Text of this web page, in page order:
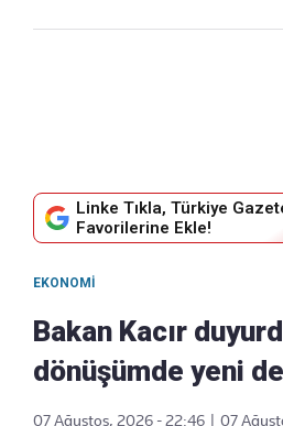
Linke Tıkla, Türkiye
Favorilerine Ekle!
EKONOMI
Bakan Kacır
dönüşümde yeni
07 Ağustos, 2026 - 22:46
07